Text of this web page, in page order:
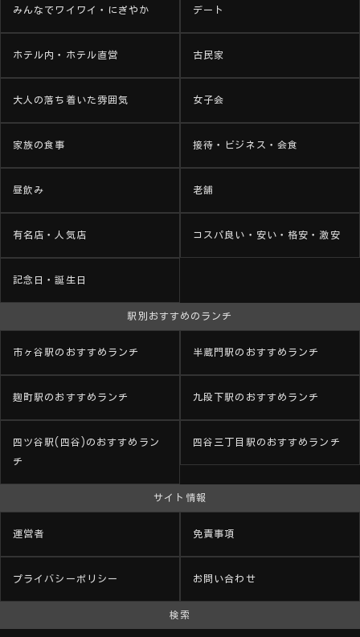
みんなでワイワイ・にぎやか デート
ホテル内・ホテル直営 古民家
大人の落ち着いた雰囲気 女子会
家族の食事 接待・ビジネス・会食
昼飲み 老舗
有名店・人気店 コスパ良い・安い・格安・激安
記念日・誕生日
駅別おすすめのランチ
市ヶ谷駅のおすすめランチ 半蔵門駅のおすすめランチ
麹町駅のおすすめランチ 九段下駅のおすすめランチ
四ツ谷駅(四谷)のおすすめラン
チ
四谷三丁目駅のおすすめランチ
サイト情報
運営者 免責事項
プライバシーポリシー お問い合わせ
検索